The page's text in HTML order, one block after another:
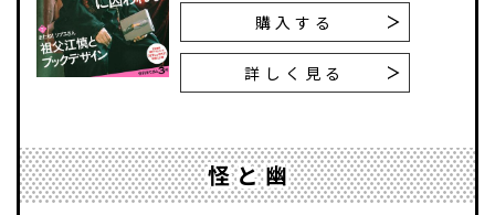
購入する
詳しく見る
怪と幽